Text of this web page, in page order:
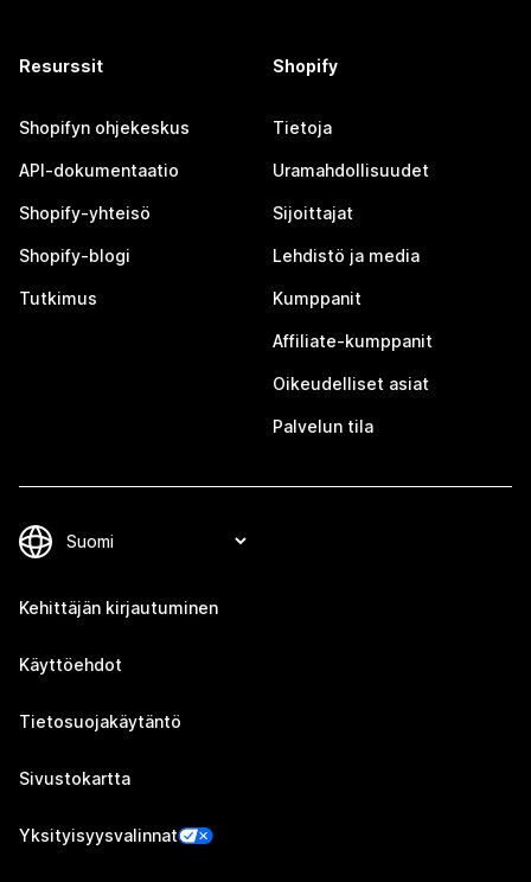
Resurssit
Shopifyn ohjekeskus
API-dokumentaatio
Shopify-yhteisö
Shopify-blogi
Tutkimus
Shopify
Tietoja
Uramahdollisuudet
Sijoittajat
Lehdistö ja media
Kumppanit
Affiliate-kumppanit
Oikeudelliset asiat
Palvelun tila
Kehittäjän kirjautuminen
Käyttöehdot
Tietosuojakäytäntö
Sivustokartta
Yksityisyysvalinnat